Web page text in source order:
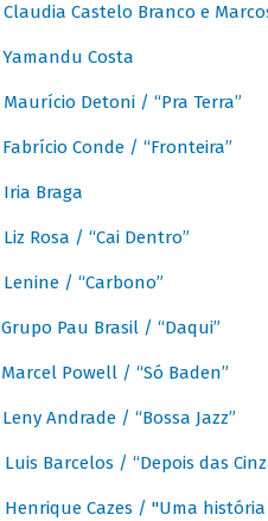
Claudia Castelo Branco e
Yamandu Costa
Maurício Detoni / “Pra Terra”
Fabrício Conde / “Fronteira”
Iria Braga
Liz Rosa / “Cai Dentro”
Lenine / “Carbono”
Grupo Pau Brasil / “Daqui”
Marcel Powell / “Só Baden”
Leny Andrade / “Bossa Jazz”
Luis Barcelos / “Depois das
Henrique Cazes / "Uma